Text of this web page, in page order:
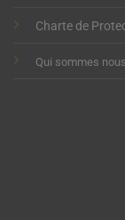
Charte de
Qui sommes